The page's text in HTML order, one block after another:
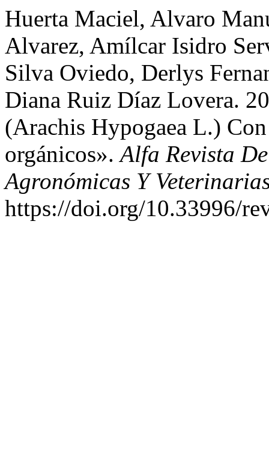
Huerta Maciel, Alvaro
Alvarez, Amílcar Isidro
Silva Oviedo, Derlys
Diana Ruiz Díaz Lovera.
(Arachis Hypogaea L.)
orgánicos».Alfa Revista
Agronómicas Y
https://doi.org/10.33996/